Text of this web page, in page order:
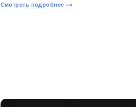
Смотреть подробнее